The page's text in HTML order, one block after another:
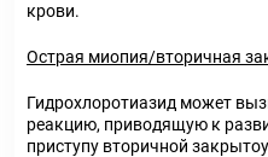
крови.
Острая миопия/вторичная
Гидрохлоротиазид может
реакцию, приводящую к
приступу вторичной